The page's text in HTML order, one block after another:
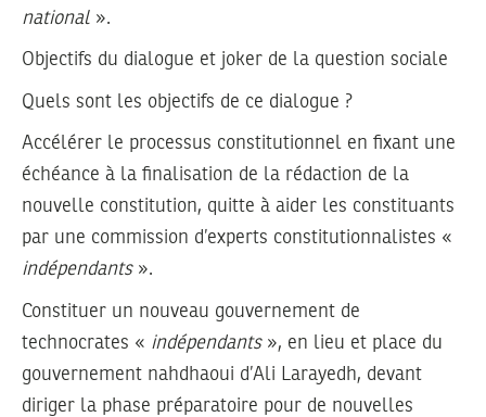
national ».
Objectifs du dialogue et joker de la question sociale
Quels sont les objectifs de ce dialogue ?
Accélérer le processus constitutionnel en fixant une
échéance à la finalisation de la rédaction de la
nouvelle constitution, quitte à aider les constituants
par une commission d’experts constitutionnalistes «
indépendants».
Constituer un nouveau gouvernement de
technocrates « indépendants», en lieu et place du
gouvernement nahdhaoui d’Ali Larayedh, devant
diriger la phase préparatoire pour de nouvelles